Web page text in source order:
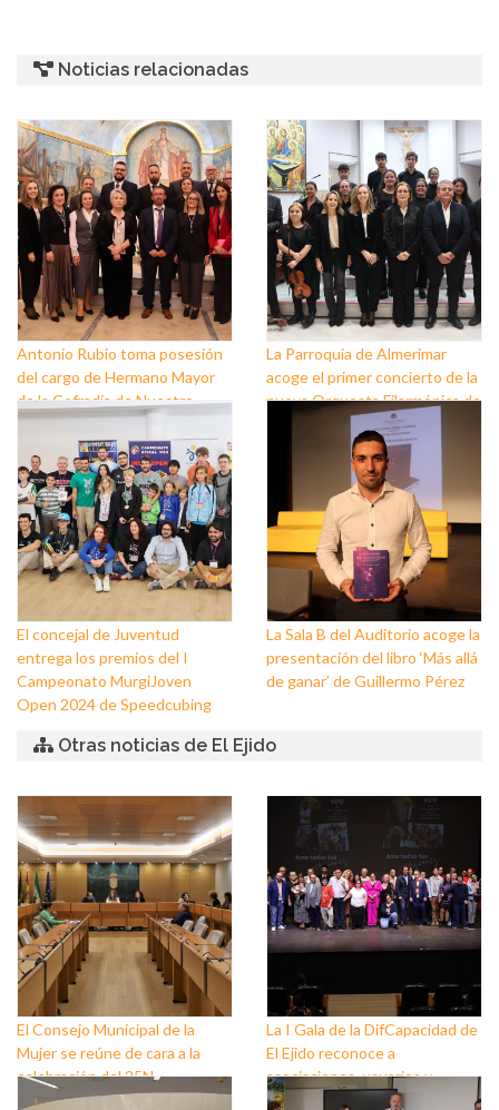
Noticias relacionadas
Antonio Rubio toma posesión
del cargo de Hermano Mayor
de la Cofradía de Nuestro
Padre Jesús Nazareno y
Nuestra Señora de los Dolores
de Balerma
La Parroquia de Almerimar
acoge el primer concierto de la
nueva Orquesta Filarmónica de
El concejal de Juventud
entrega los premios del I
Campeonato MurgiJoven
Open 2024 de Speedcubing
La Sala B del Auditorio acoge la
presentación del libro ‘Más allá
de ganar’ de Guillermo Pérez
Otras noticias de El Ejido
El Consejo Municipal de la
Mujer se reúne de cara a la
celebración del 25N
La I Gala de la DifCapacidad de
El Ejido reconoce a
asociaciones, usuarios y
personas que trabajan a favor